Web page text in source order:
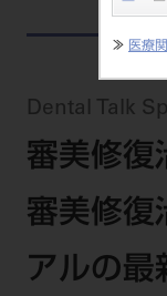
≫ 医療
Dental Talk
審美修復
審美修復
アルの最
製品情報トッ
製品カテゴリ
大型器械
チェア
レーザ
その他
サポート情報
製品から
カテゴリ
メーカー
セミナー・イベ
全てのセミナ
全種別
開業マニュア
モリタ友の会